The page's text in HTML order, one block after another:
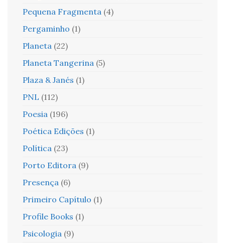
Pequena Fragmenta (4)
Pergaminho (1)
Planeta (22)
Planeta Tangerina (5)
Plaza & Janés (1)
PNL (112)
Poesia (196)
Poética Edições (1)
Política (23)
Porto Editora (9)
Presença (6)
Primeiro Capítulo (1)
Profile Books (1)
Psicologia (9)